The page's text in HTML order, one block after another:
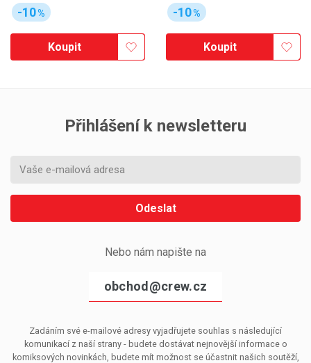
-10%
Koupit
-10%
Koupit
Přihlášení k newsletteru
Odeslat
Nebo nám napište na
obchod@crew.cz
Zadáním své e-mailové adresy vyjadřujete souhlas s následující
komunikací z naší strany - budete dostávat nejnovější informace o
komiksových novinkách, budete mít možnost se účastnit našich soutěží,